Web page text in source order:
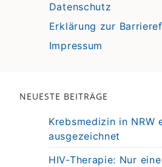
Datenschutz
Erklärung zur
Impressum
NEUESTE BEITRÄGE
Krebsmedizin in NRW
ausgezeichnet
HIV-Therapie: Nur